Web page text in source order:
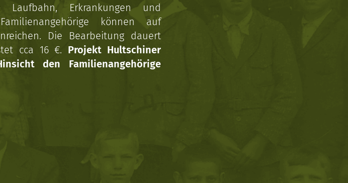
Laufbahn, Erkrankungen und
können auf
Die Bearbeitung dauert
cca 16 €. Projekt Hultschiner
den Familienangehörige